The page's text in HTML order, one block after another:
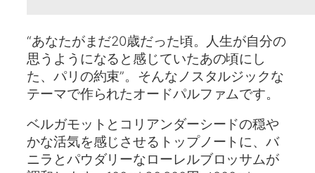
“あなたがまだ20歳だった頃。人生が自分の
思うようになると感じていたあの頃にし
た、パリの約束”。そんなノスタルジックな
テーマで作られたオードパルファムです。
ベルガモットとコリアンダーシードの穏や
かな活気を感じさせるトップノートに、バ
ニラとパウダリーなローレルブロッサムが